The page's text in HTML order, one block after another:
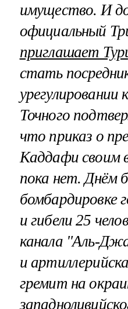
имущество. И
официальный
приглашает
стать
урегулировании
Точного
что приказ о
Каддафи своим
пока нет. Днём
бомбардировке
и гибели 25
канала "Аль-
и
гремит на